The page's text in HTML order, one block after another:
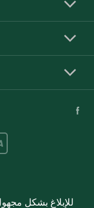
للإبلاغ بشكل